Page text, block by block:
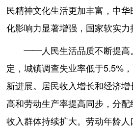
民精神文化生活更加丰富，中
化影响力显著增强，国家软实力
——人民生活品质不断提高
定，城镇调查失业率低于5.5%
新进展。居民收入增长和经济
高和劳动生产率提高同步，分
收入群体持续扩大。劳动年龄